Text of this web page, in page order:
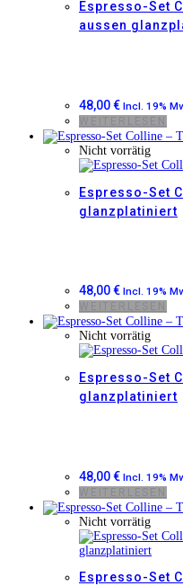
Espresso-Set
aussen
48,00€ Incl. 19%
Nicht vorrätig
Espresso-Set
glanzplatiniert
48,00€ Incl. 19%
Nicht vorrätig
Espresso-Set
glanzplatiniert
48,00€ Incl. 19%
Nicht vorrätig
Espresso-Set